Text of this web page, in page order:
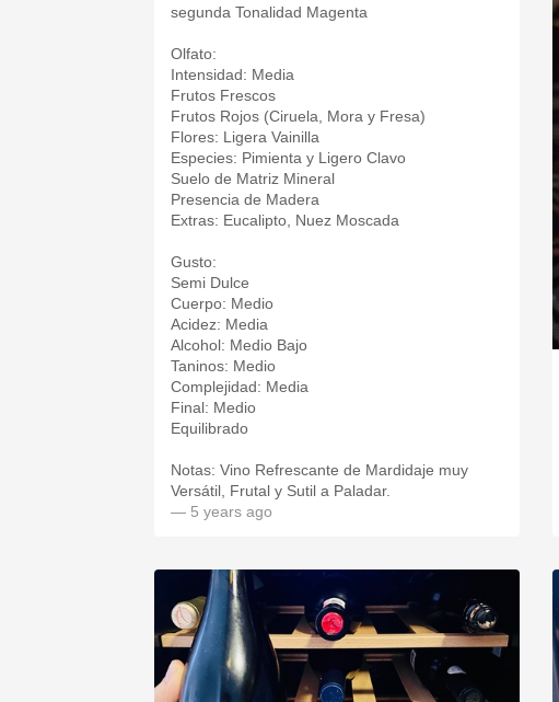
segunda Tonalidad Magenta
Olfato:
Intensidad: Media
Frutos Frescos
Frutos Rojos (Ciruela, Mora y Fresa)
Flores: Ligera Vainilla
Especies: Pimienta y Ligero Clavo
Suelo de Matriz Mineral
Presencia de Madera
Extras: Eucalipto, Nuez Moscada
Gusto:
Semi Dulce
Cuerpo: Medio
Acidez: Media
Alcohol: Medio Bajo
Taninos: Medio
Complejidad: Media
Final: Medio
Equilibrado
Notas: Vino Refrescante de Mardidaje muy
Versátil, Frutal y Sutil a Paladar.
— 5 years ago